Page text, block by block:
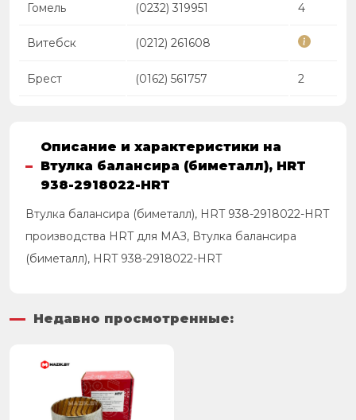
Гомель (0232) 319951 4
Витебск (0212) 261608
Брест (0162) 561757 2
Описание и характеристики на
Втулка балансира (биметалл), HRT
938-2918022-HRT
Втулка балансира (биметалл), HRT 938-2918022-HRT
производства HRT для МАЗ, Втулка балансира
(биметалл), HRT 938-2918022-HRT
Недавно просмотренные: